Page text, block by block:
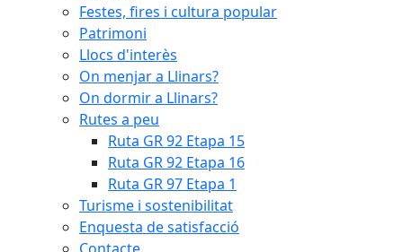
Festes, fires i cultura popular
Patrimoni
Llocs d'interès
On menjar a Llinars?
On dormir a Llinars?
Rutes a peu
Ruta GR 92 Etapa 15
Ruta GR 92 Etapa 16
Ruta GR 97 Etapa 1
Turisme i sostenibilitat
Enquesta de satisfacció